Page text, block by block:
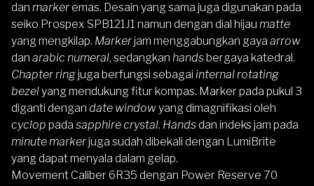
dan markeremas. Desain yang sama juga digunakan pada
seiko Prospex SPB121J1 namun dengan dial hijau matte
yang mengkilap. Markerjam menggabungkan gaya arrow
dan arabic numeral, sedangkan hands bergaya katedral.
Chapter ringjuga berfungsi sebagai internal rotating
bezelyang mendukung fitur kompas. Marker pada pukul 3
diganti dengan date windowyang dimagnifikasi oleh
cyclop pada sapphire crystal. Handsdan indeks jam pada
minute markerjuga sudah dibekali dengan LumiBrite
yang dapat menyala dalam gelap.
Movement Caliber 6R35 dengan Power Reserve 70